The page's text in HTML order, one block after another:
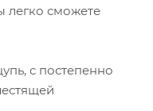
легко сможете
с постепенно